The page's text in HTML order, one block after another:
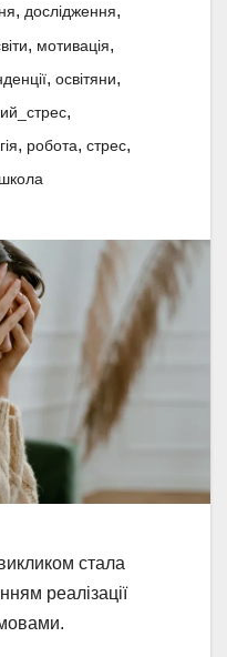
, дослідження,
, мотивація,
, освітяни,
,
, робота, стрес,
школа
стала
реалізації